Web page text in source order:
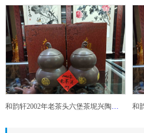
和韵轩2002年老茶头六堡茶坭兴陶葫芦茶罐